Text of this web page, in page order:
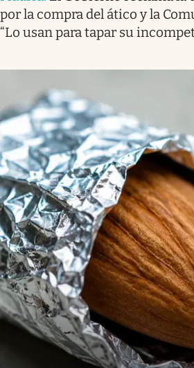
por la compra del ático y la
“Lo usan para tapar su